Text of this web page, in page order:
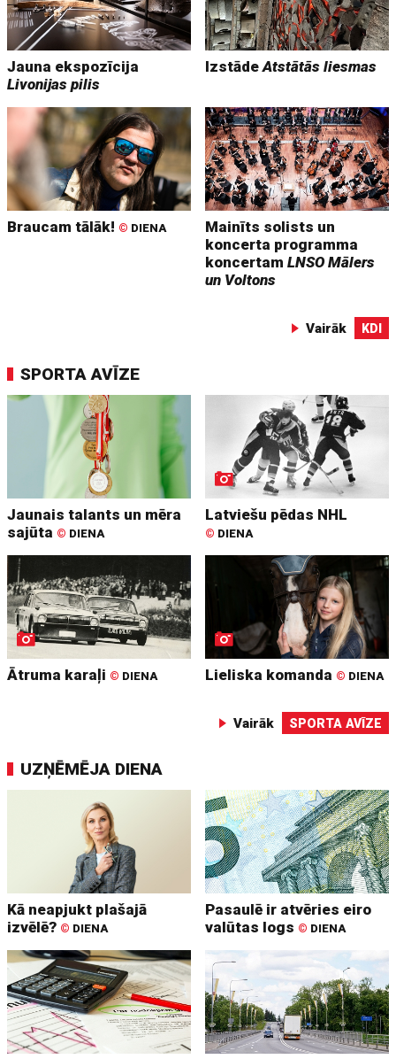
Jauna ekspozīcija
Livonijas pilis
IzstādeAtstātās liesmas
Braucam tālāk! © DIENA
Mainīts solists un
koncerta programma
koncertamLNSO Mālers
un Voltons
Vairāk KDI
SPORTA AVĪZE
Jaunais talants un mēra
sajūta © DIENA
Latviešu pēdas NHL
© DIENA
Ātruma karaļi © DIENA Lieliska komanda © DIENA
Vairāk SPORTA AVĪZE
UZŅĒMĒJA DIENA
Kā neapjukt plašajā
izvēlē? © DIENA
Pasaulē ir atvēries eiro
valūtas logs © DIENA